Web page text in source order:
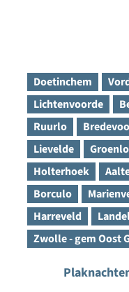
Doetinchem
Lichtenvoorde
Ruurlo
Lievelde
Groenlo
Holterhoek
Borculo
Harreveld
Zwolle - gem Oost